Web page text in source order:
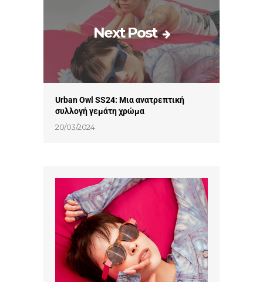
Next Post
Urban Owl SS24: Μια ανατρεπτική
συλλογή γεμάτη χρώμα
20/03/2024